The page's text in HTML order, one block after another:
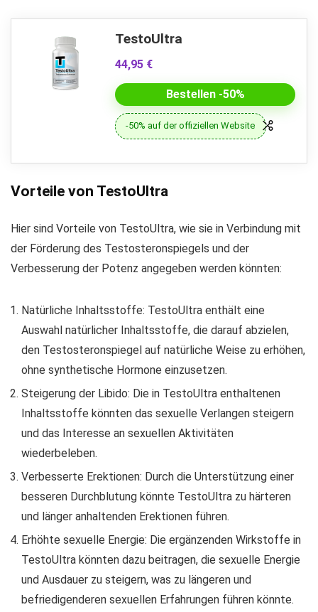
TestoUltra
44,95 €
Bestellen -50%
-50% auf der offiziellen Website
Vorteile von TestoUltra
Hier sind Vorteile von TestoUltra, wie sie in Verbindung mit
der Förderung des Testosteronspiegels und der
Verbesserung der Potenz angegeben werden könnten:
Natürliche Inhaltsstoffe: TestoUltra enthält eine
Auswahl natürlicher Inhaltsstoffe, die darauf abzielen,
den Testosteronspiegel auf natürliche Weise zu erhöhen,
ohne synthetische Hormone einzusetzen.
Steigerung der Libido: Die in TestoUltra enthaltenen
Inhaltsstoffe könnten das sexuelle Verlangen steigern
und das Interesse an sexuellen Aktivitäten
wiederbeleben.
Verbesserte Erektionen: Durch die Unterstützung einer
besseren Durchblutung könnte TestoUltra zu härteren
und länger anhaltenden Erektionen führen.
Erhöhte sexuelle Energie: Die ergänzenden Wirkstoffe in
TestoUltra könnten dazu beitragen, die sexuelle Energie
und Ausdauer zu steigern, was zu längeren und
befriedigenderen sexuellen Erfahrungen führen könnte.